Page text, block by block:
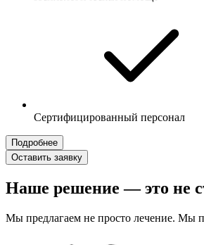
Сертифицированный персонал
Подробнее
Оставить заявку
Наше решение — это не
Мы предлагаем не просто лечение. Мы